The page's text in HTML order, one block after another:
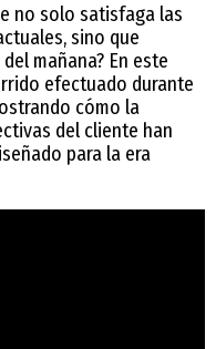
no solo satisfaga las
sino que
mañana? En este
efectuado durante
cómo la
del cliente han
para la era